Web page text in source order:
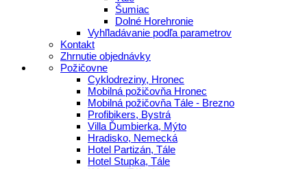
Šumiac
Dolné Horehronie
Vyhľladávanie podľa parametrov
Kontakt
Zhrnutie objednávky
Požičovne
Cyklodreziny, Hronec
Mobilná požičovňa Hronec
Mobilná požičovňa Tále - Brezno
Profibikers, Bystrá
Villa Ďumbierka, Mýto
Hradisko, Nemecká
Hotel Partizán, Tále
Hotel Stupka, Tále